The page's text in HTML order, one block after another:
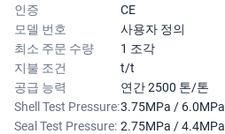
인증
CE
모델 번호
사용자 정의
최소 주문 수량
1 조각
지불 조건
t/t
공급 능력
연간 2500 톤/톤
Shell Test Pressure:3.75MPa / 6.0MPa
Seal Test Pressure: 2.75MPa / 4.4MPa